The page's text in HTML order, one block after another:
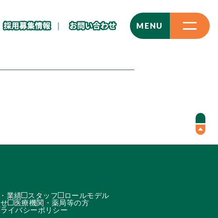
MENU
CLOSE
業績 スタッフ
ロールモデル
医療機関・薬局等の方
イバシーポリシー